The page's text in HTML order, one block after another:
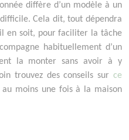
diffère d’un modèle à un
Cela dit, tout dépendra
en soit, pour faciliter la tâche
habituellement d’un
la monter sans avoir à y
trouvez des conseils sur ce
au moins une fois à la maison